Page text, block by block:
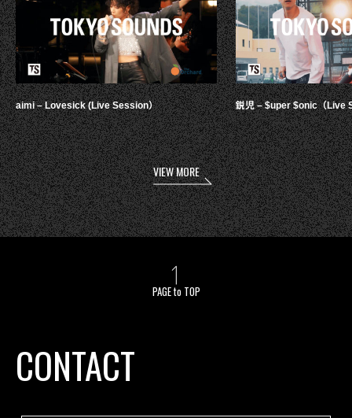
aimi – Lovesick (Live Session） 鋭児 – $uper $onic（Live
VIEW MORE
PAGE to TOP
CONTACT